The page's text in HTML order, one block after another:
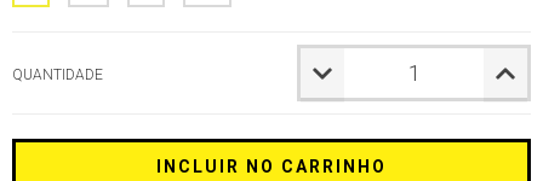
QUANTIDADE